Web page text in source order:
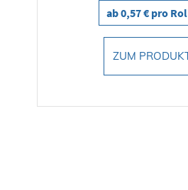
ab 0,57 € pro
ZUM